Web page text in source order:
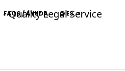
FAQS / AYUDA ES